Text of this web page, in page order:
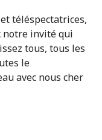
téléspectatrices,
notre invité qui
tous, tous les
le
avec nous cher